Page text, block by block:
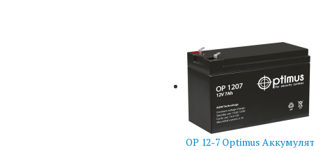
OP 12-7 Optimus